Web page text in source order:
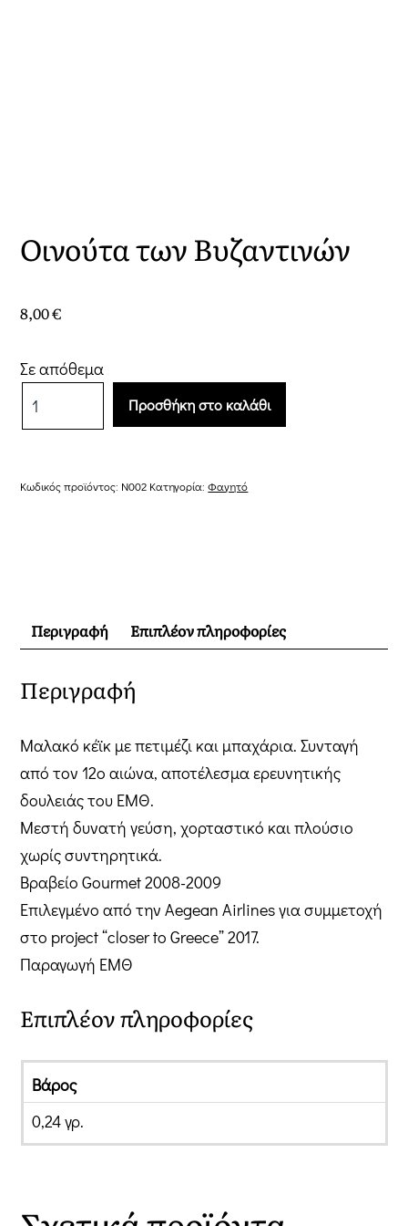
Οινούτα των Βυζαντινών
8,00€
Σε απόθεμα
των
Προσθήκη στο καλάθι
Κωδικός προϊόντος: N002 Κατηγορία:Φαγητό
Περιγραφή Επιπλέον πληροφορίες
Περιγραφή
Μαλακό κέϊκ με πετιμέζι και μπαχάρια. Συνταγή
από τον 12ο αιώνα, αποτέλεσμα ερευνητικής
δουλειάς του ΕΜΘ.
Μεστή δυνατή γεύση, χορταστικό και πλούσιο
χωρίς συντηρητικά.
Βραβείο Gourmet 2008-2009
Επιλεγμένο από την Aegean Airlines για συμμετοχή
στο project “closer to Greece” 2017.
Παραγωγή ΕΜΘ
Επιπλέον πληροφορίες
Βάρος
0,24 γρ.